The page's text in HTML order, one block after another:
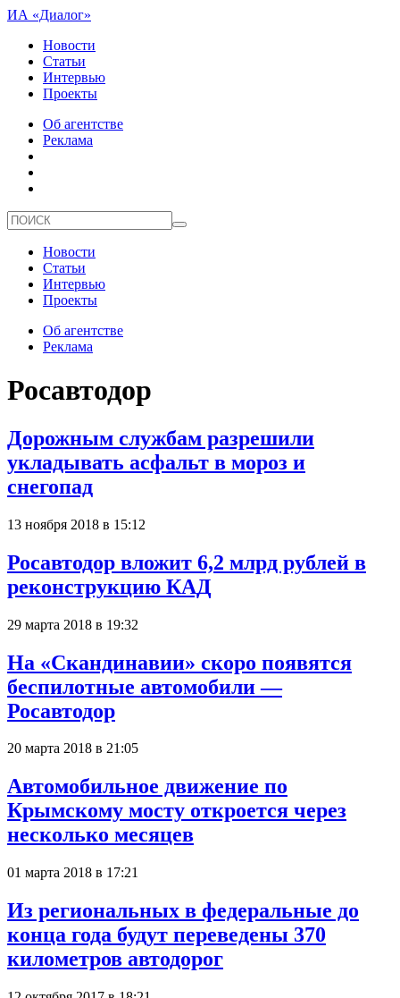
ИА «Диалог»
Новости
Статьи
Интервью
Проекты
Об агентстве
Реклама
Новости
Статьи
Интервью
Проекты
Об агентстве
Реклама
Росавтодор
Дорожным службам разрешили
укладывать асфальт в мороз и
снегопад
13 ноября 2018 в 15:12
Росавтодор вложит 6,2 млрд рублей в
реконструкцию КАД
29 марта 2018 в 19:32
На «Скандинавии» скоро появятся
беспилотные автомобили —
Росавтодор
20 марта 2018 в 21:05
Автомобильное движение по
Крымскому мосту откроется через
несколько месяцев
01 марта 2018 в 17:21
Из региональных в федеральные до
конца года будут переведены 370
километров автодорог